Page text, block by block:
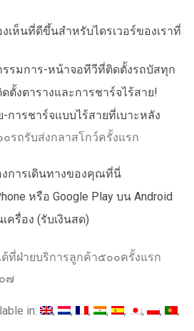
เห็นที่ดีขึ้นสำหรับไดรเวอร์ของเราที่
รมการ-หน้าจอทีวีที่ติดตั้งรถบัสทุก
ตั้งตารางและการชาร์จไร้สาย!
การชาร์จแบบไร้สายที่เบาะหลัง
ถรับส่งกลาสโกว์ครั้งแรก
การเดินทางของคุณที่นี่
หรือ Google Play บน Android
ครื่อง (รับเงินสด)
ที่ฝ่ายบริการลูกค้า๕๐๐ครั้งแรก
๗
in: